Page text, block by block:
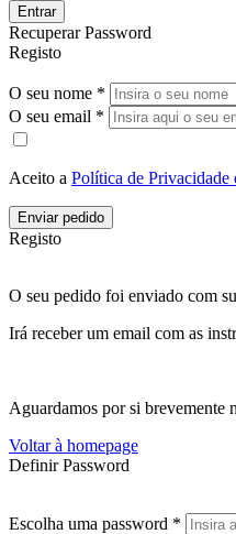
Entrar
Recuperar Password
Registo
O seu nome *
O seu email *
Aceito a Política de Privacidade
Enviar pedido
Registo
O seu pedido foi enviado com
Irá receber um email com as
Aguardamos por si brevemente
Voltar à homepage
Definir Password
Escolha uma password *